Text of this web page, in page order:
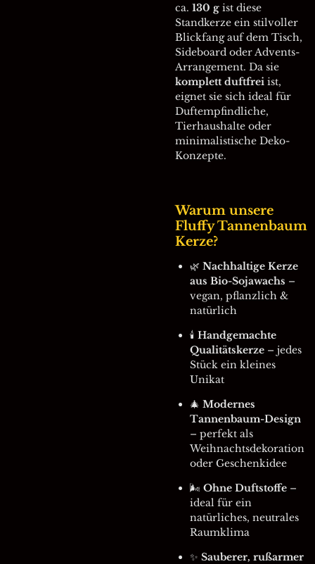
ca. 130 g ist diese
Standkerze ein stilvoller
Blickfang auf dem Tisch,
Sideboard oder Advents-
Arrangement. Da sie
komplett duftfrei ist,
eignet sie sich ideal für
Duftempfindliche,
Tierhaushalte oder
minimalistische Deko-
Konzepte.
Warum unsere
Fluffy Tannenbaum
Kerze?
🌿 Nachhaltige Kerze
aus Bio-Sojawachs –
vegan, pflanzlich &
natürlich
🕯️ Handgemachte
Qualitätskerze – jedes
Stück ein kleines
Unikat
🎄 Modernes
Tannenbaum-Design
– perfekt als
Weihnachtsdekoration
oder Geschenkidee
🌬️ Ohne Duftstoffe –
ideal für ein
natürliches, neutrales
Raumklima
✨ Sauberer, rußarmer